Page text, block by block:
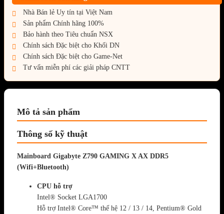
Nhà Bán lẻ Uy tín tại Việt Nam
Sản phẩm Chính hãng 100%
Bảo hành theo Tiêu chuẩn NSX
Chính sách Đặc biệt cho Khối DN
Chính sách Đặc biệt cho Game-Net
Tư vấn miễn phí các giải pháp CNTT
Mô tả sản phẩm
Thông số kỹ thuật
Mainboard Gigabyte Z790 GAMING X AX DDR5
(Wifi+Bluetooth)
CPU hỗ trợ
Intel® Socket LGA1700
Hỗ trợ Intel® Core™ thế hệ 12 / 13 / 14, Pentium® Gold